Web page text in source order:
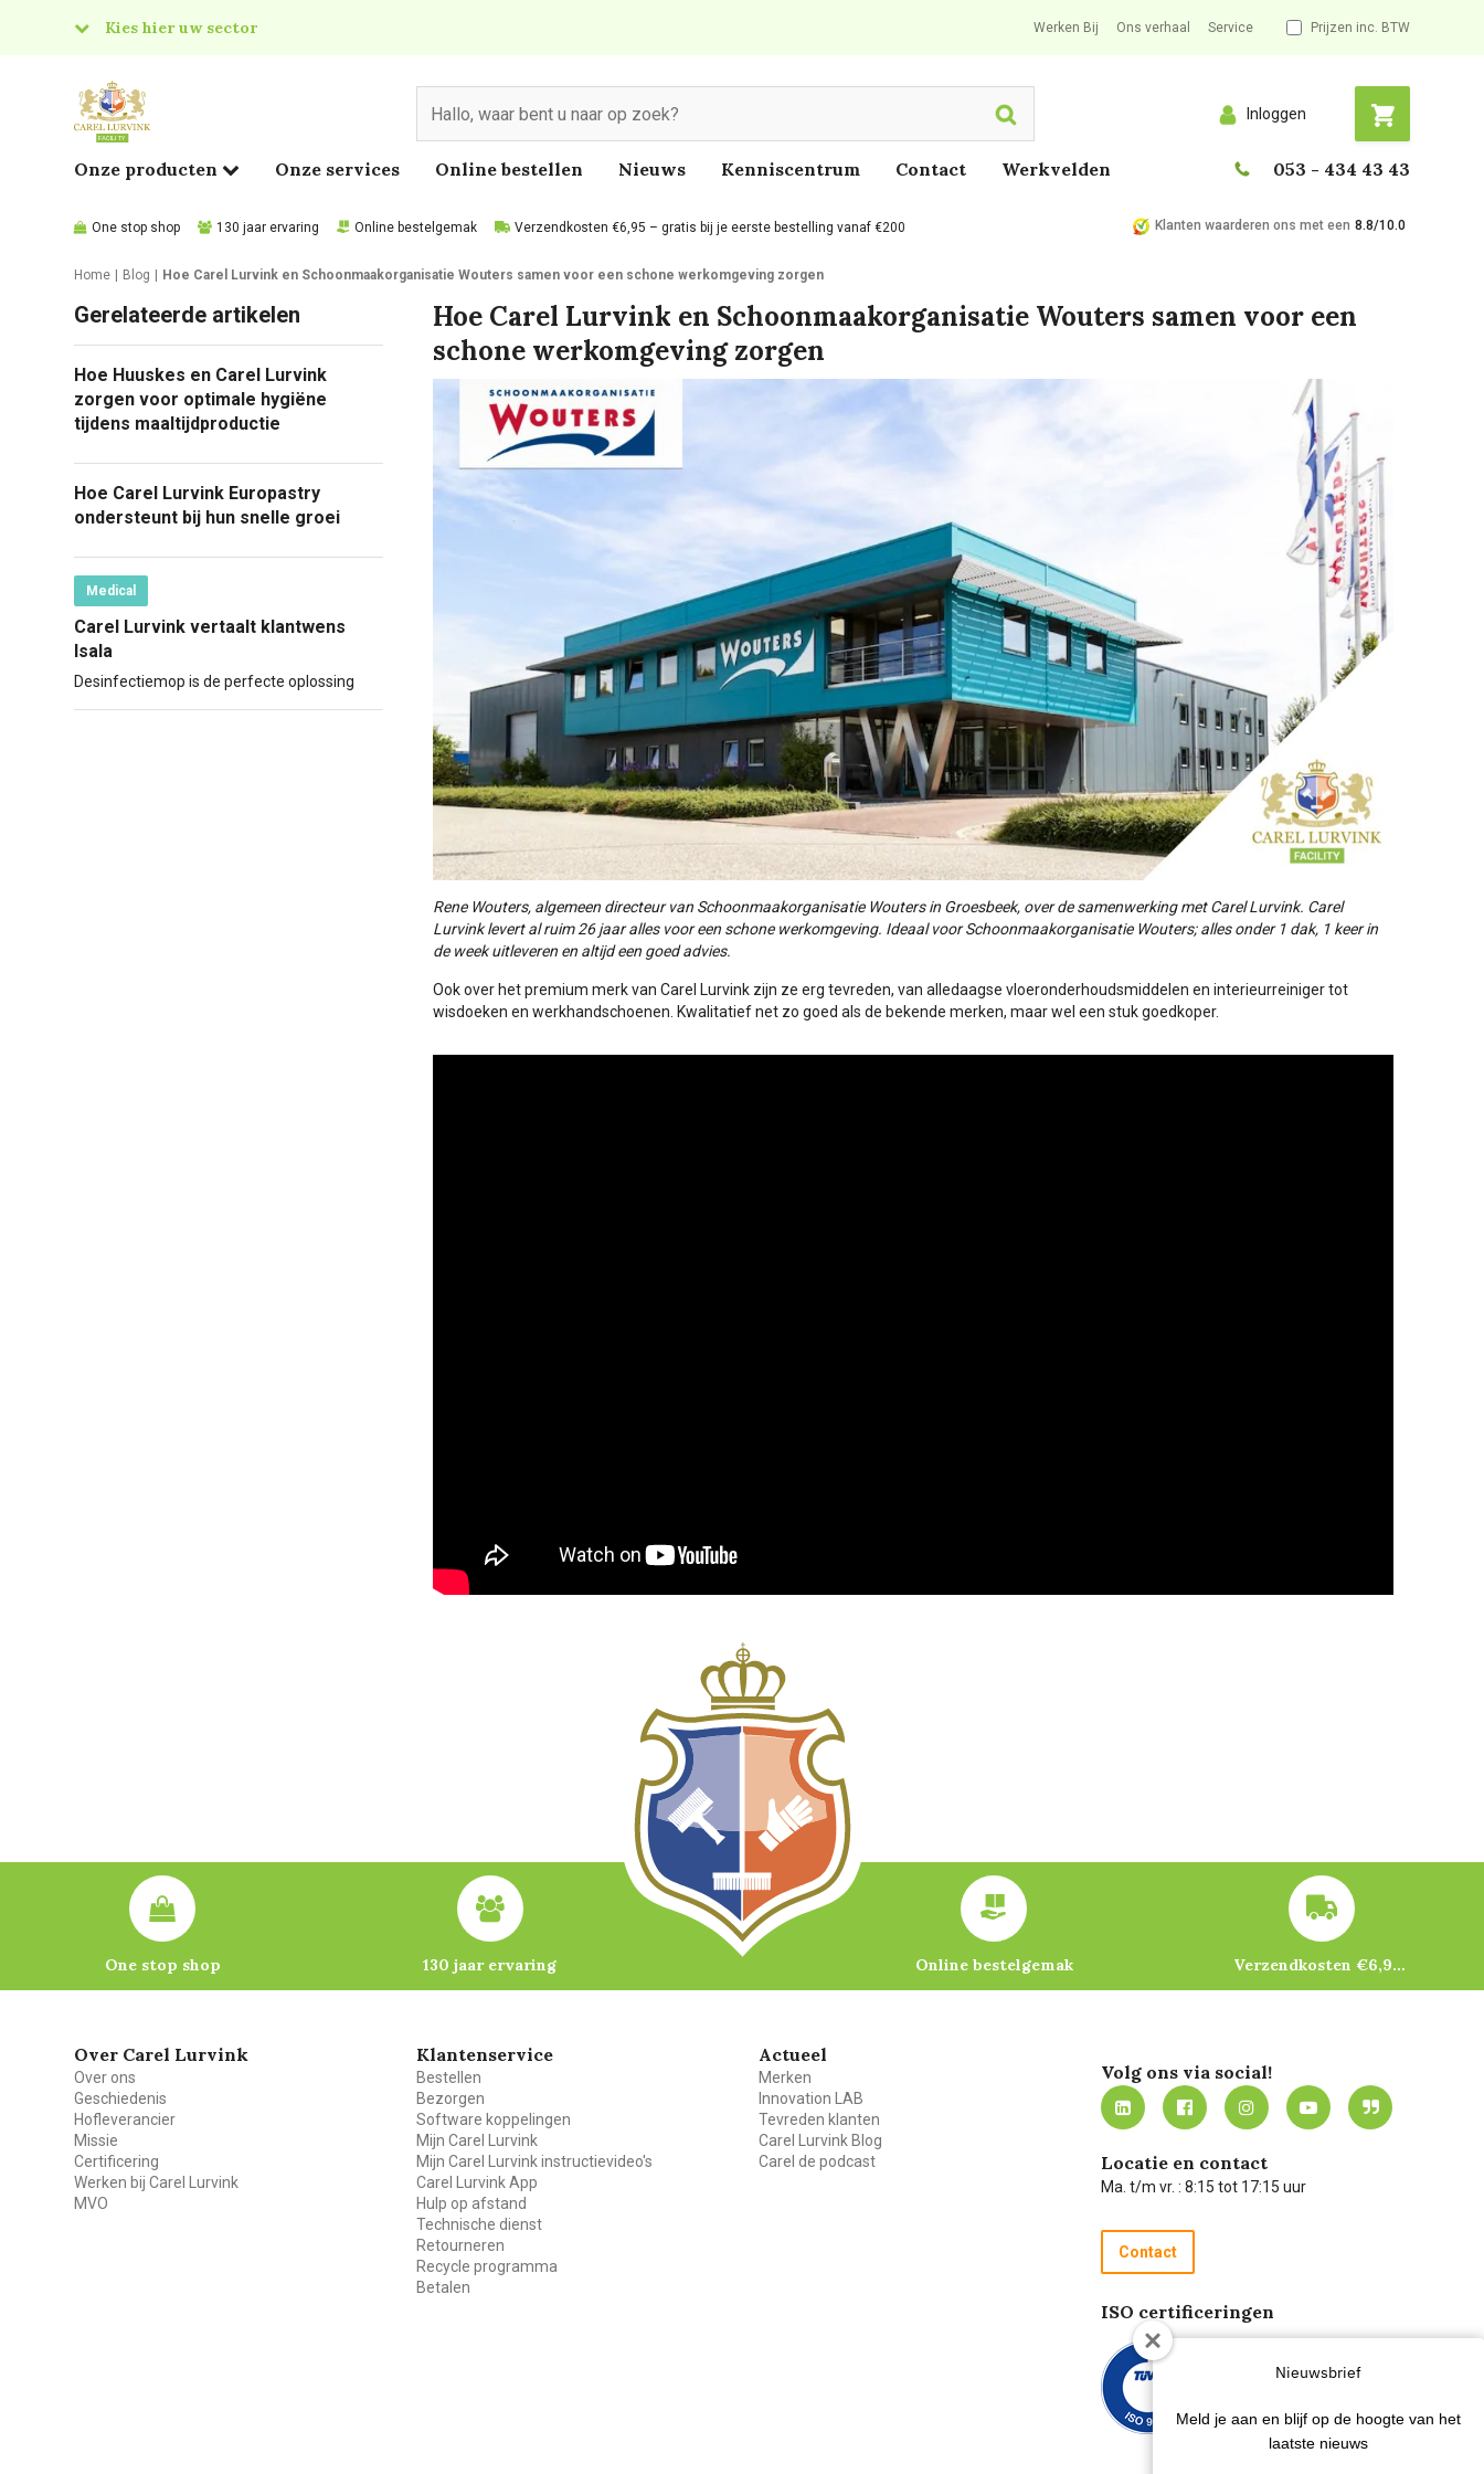
Kies hier uw sector
Food
Werken Bij Ons verhaal Service Prijzen inc. BTW
Search Inloggen
Onze producten Onze services Online bestellen Nieuws Kenniscentrum Contact Werkvelden 053 - 434 43 43
One stop shop 130 jaar ervaring Online bestelgemak Verzendkosten €6,95 – gratis bij je eerste bestelling vanaf €200 Klanten waarderen ons met een 8.8/10.0
Home Blog Hoe Carel Lurvink en Schoonmaakorganisatie Wouters samen voor een schone werkomgeving zorgen
Hoe Carel Lurvink en Schoonmaakorganisatie Wouters samen voor een
schone werkomgeving zorgen
Rene Wouters, algemeen directeur van Schoonmaakorganisatie Wouters in Groesbeek, over de samenwerking met Carel Lurvink. Carel
Lurvink levert al ruim 26 jaar alles voor een schone werkomgeving. Ideaal voor Schoonmaakorganisatie Wouters; alles onder 1 dak, 1 keer in
de week uitleveren en altijd een goed advies.
Ook over het premium merk van Carel Lurvink zijn ze erg tevreden, van alledaagse vloeronderhoudsmiddelen en interieurreiniger tot
wisdoeken en werkhandschoenen. Kwalitatief net zo goed als de bekende merken, maar wel een stuk goedkoper.
Gerelateerde artikelen
Hoe Huuskes en Carel Lurvink
zorgen voor optimale hygiëne
tijdens maaltijdproductie
Hoe Carel Lurvink Europastry
ondersteunt bij hun snelle groei
Medical
Carel Lurvink vertaalt klantwens
Isala
Desinfectiemop is de perfecte oplossing
One stop shop 130 jaar ervaring Online bestelgemak Verzendkosten €6,95 – gratis bij je eerste bestelling vanaf €200
Over Carel Lurvink
Over ons
Geschiedenis
Hofleverancier
Missie
Certificering
Werken bij Carel Lurvink
MVO
Klantenservice
Bestellen
Bezorgen
Software koppelingen
Mijn Carel Lurvink
Mijn Carel Lurvink instructievideo's
Carel Lurvink App
Hulp op afstand
Technische dienst
Retourneren
Recycle programma
Betalen
Actueel
Merken
Innovation LAB
Tevreden klanten
Carel Lurvink Blog
Carel de podcast
Volg ons via social!
Locatie en contact
Ma. t/m vr. : 8:15 tot 17:15 uur
Contact
ISO certificeringen
Nieuwsbrief
Meld je aan en blijf op de hoogte van het
laatste nieuws